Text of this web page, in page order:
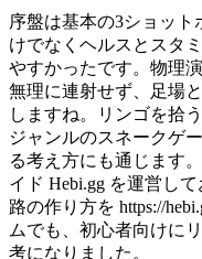
序盤は基本の3ショッ
けでなくヘルスとスタ
やすかったです。物理
無理に連射せず、足場
しますね。リンゴを拾
ジャンルのスネークゲ
る考え方にも通じます
イド Hebi.gg を運営し
路の作り方を https://
ムでも、初心者向けに
考になりました。